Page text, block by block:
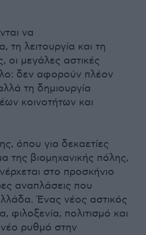
να
τη λειτουργία και τη
οι μεγάλες αστικές
δεν αφορούν πλέον
τη δημιουργία
κοινοτήτων και
όπου για δεκαετίες
της βιομηχανικής πόλης,
στο προσκήνιο
αναπλάσεις που
Ένας νέος αστικός
φιλοξενία, πολιτισμό και
νέο ρυθμό στην